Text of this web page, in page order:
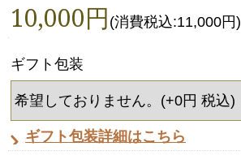
10,000円 (消費税込:11,000円)
ギフト包装
ギフト包装詳細はこちら